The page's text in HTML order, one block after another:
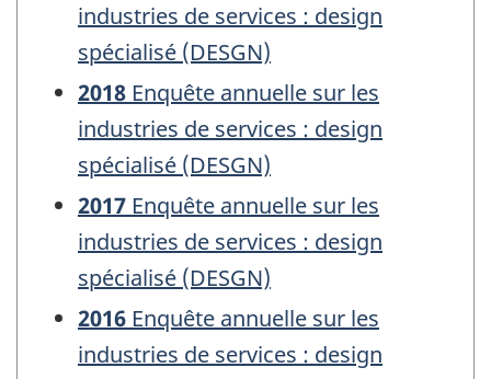
industries de services : design
spécialisé (DESGN)
2018 Enquête annuelle sur les
industries de services : design
spécialisé (DESGN)
2017 Enquête annuelle sur les
industries de services : design
spécialisé (DESGN)
2016 Enquête annuelle sur les
industries de services : design